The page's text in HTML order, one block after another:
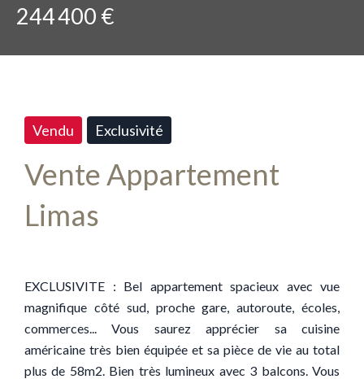
244 400 €
Vendu Exclusivité
Vente Appartement
Limas
EXCLUSIVITE : Bel appartement spacieux avec vue
magnifique côté sud, proche gare, autoroute, écoles,
commerces... Vous saurez apprécier sa cuisine
américaine très bien équipée et sa pièce de vie au total
plus de 58m2. Bien très lumineux avec 3 balcons. Vous